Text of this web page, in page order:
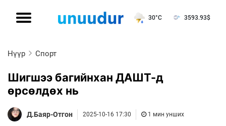
30°C 3593.93$
Нүүр Спорт
Шигшээ багийнхан ДАШТ-д
өрсөлдөх нь
Д.Баяр-Отгон 2025-10-16 17:30 1 мин унших